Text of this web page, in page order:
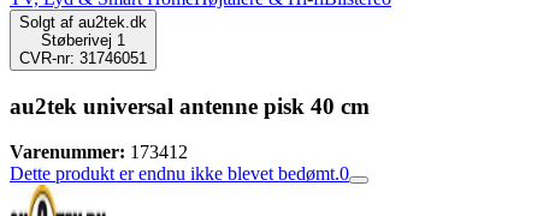
Solgt af au2tek.dk
Støberivej 1
CVR-nr: 31746051
au2tek universal antenne pisk 40 cm
Varenummer: 173412
Dette produkt er endnu ikke blevet bedømt.0